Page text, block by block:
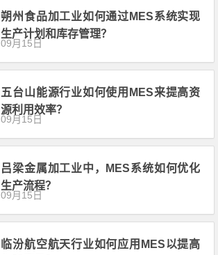
朔州食品加工业如何通过MES系统实现
生产计划和库存管理？
09月15日
五台山能源行业如何使用MES来提高资
源利用效率？
09月15日
吕梁金属加工业中，MES系统如何优化
生产流程？
09月15日
临汾航空航天行业如何应用MES以提高